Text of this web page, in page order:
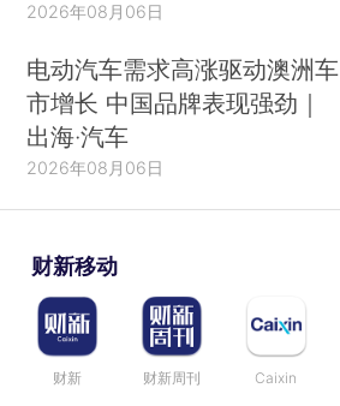
2026年08月06日
电动汽车需求高涨驱动澳洲车
市增长 中国品牌表现强劲｜
出海·汽车
2026年08月06日
财新移动
财新 财新周刊 Caixin